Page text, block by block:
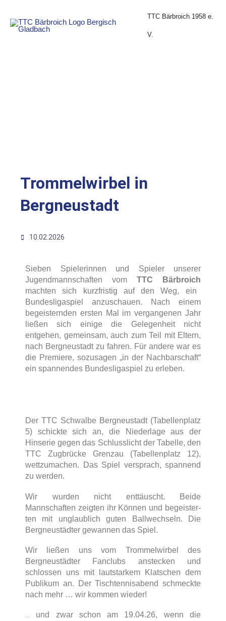
springen
TTC Bärbroich 1958 e.
V.
Trommelwirbel in
Bergneustadt
10.02.2026
Sieben Spielerinnen und Spieler unserer
Jugendmannschaften vom TTC Bärbroich
machten sich kurzfristig auf den Weg, ein
Bundesligaspiel anzuschauen. Nach einem
begeisternden ersten Mal im vergangenen Jahr
ließen sich einige die Gelegenheit nicht
entgehen, gemeinsam, auch zum Teil mit Eltern,
nach Bergneustadt zu fahren. Für andere war es
die Premiere, sozusagen „in der Nachbarschaft“
ein spannendes Bundesligaspiel zu erleben.
Der TTC Schwalbe Bergneustadt (Tabellenplatz
5) schickte sich an, die Niederlage aus der
Hinserie gegen das Schlusslicht der Tabelle, den
TTC Zugbrücke Grenzau (Tabellenplatz 12),
wettzumachen. Das Spiel versprach, spannend
zu werden.
Wir wurden nicht enttäuscht. Beide
Mannschaften zeigten ihr Können und begeister-
ten mit unglaublich guten Ballwechseln. Die
Bergneustädter gewannen das Spiel.
Wir ließen uns vom Trommelwirbel des
Bergneustädter Fanclubs anstecken und
schlossen uns mit lautstarkem Klatschen dem
Publikum an. Der Tischtennisabend schmeckte
nach mehr … wir kommen wieder!
… und zwar schon am 19.04.26, wenn die